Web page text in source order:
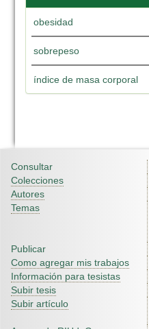
obesidad
sobrepeso
índice de masa corporal
Consultar
Colecciones
Autores
Temas
Publicar
Como agregar mis trabajos
Información para tesistas
Subir tesis
Subir artículo